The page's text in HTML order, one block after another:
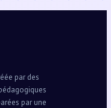
par des
par une